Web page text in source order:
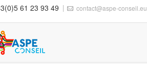
61 23 93 49 contact@aspe-conseil.eu
TWO